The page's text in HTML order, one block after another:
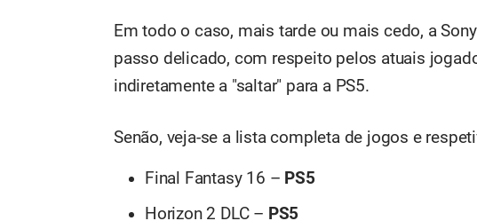
Em todo o caso, mais tarde ou mais cedo, a
passo delicado, com respeito pelos atuais
indiretamente a "saltar" para a PS5.
Senão, veja-se a lista completa de jogos e
Final Fantasy 16 – PS5
Horizon 2 DLC – PS5